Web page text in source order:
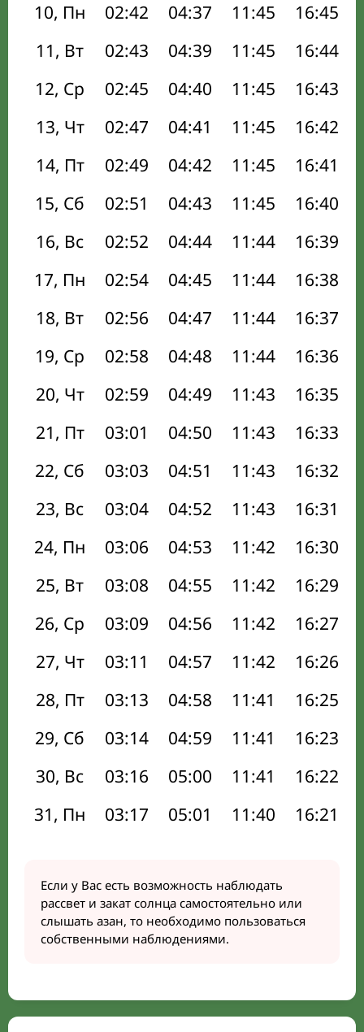
10, Пн
02:42 04:37 11:45 16:45
11, Вт
02:43 04:39 11:45 16:44
12, Ср
02:45 04:40 11:45 16:43
13, Чт
02:47 04:41 11:45 16:42
14, Пт
02:49 04:42 11:45 16:41
15, Сб
02:51 04:43 11:45 16:40
16, Вс
02:52 04:44 11:44 16:39
17, Пн
02:54 04:45 11:44 16:38
18, Вт
02:56 04:47 11:44 16:37
19, Ср
02:58 04:48 11:44 16:36
20, Чт
02:59 04:49 11:43 16:35
21, Пт
03:01 04:50 11:43 16:33
22, Сб
03:03 04:51 11:43 16:32
23, Вс
03:04 04:52 11:43 16:31
24, Пн
03:06 04:53 11:42 16:30
25, Вт
03:08 04:55 11:42 16:29
26, Ср
03:09 04:56 11:42 16:27
27, Чт
03:11 04:57 11:42 16:26
28, Пт
03:13 04:58 11:41 16:25
29, Сб
03:14 04:59 11:41 16:23
30, Вс
03:16 05:00 11:41 16:22
31, Пн
03:17 05:01 11:40 16:21
Если у Вас есть возможность наблюдать
рассвет и закат солнца самостоятельно или
слышать азан, то необходимо пользоваться
собственными наблюдениями.